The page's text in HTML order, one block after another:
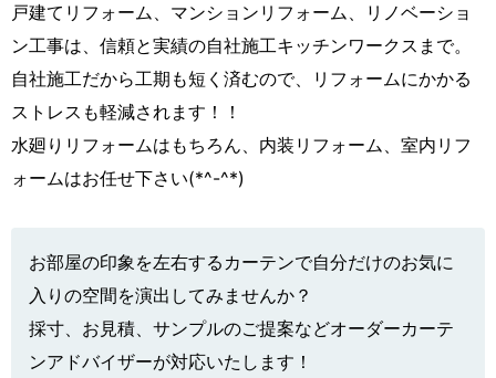
戸建てリフォーム、マンションリフォーム、リノベーショ
ン工事は、信頼と実績の自社施工キッチンワークスまで。
自社施工だから工期も短く済むので、リフォームにかかる
ストレスも軽減されます！！
水廻りリフォームはもちろん、内装リフォーム、室内リフ
ォームはお任せ下さい(*^-^*)
お部屋の印象を左右するカーテンで自分だけのお気に
入りの空間を演出してみませんか？
採寸、お見積、サンプルのご提案などオーダーカーテ
ンアドバイザーが対応いたします！